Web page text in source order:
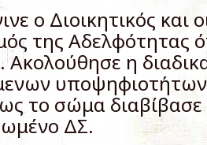
ο Διοικητικός και
της Αδελφότητας
Ακολούθησε η
το σώμα
ΔΣ.